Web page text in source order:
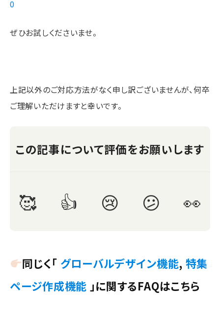
0
ぜひお試しくださいませ。
上記以外のご対応方法がなく申し訳ございませんが、何卒
ご理解いただけますと幸いです。
同じく「 グローバルデザイン機能, 特集
ページ作成機能 」に関するFAQはこちら